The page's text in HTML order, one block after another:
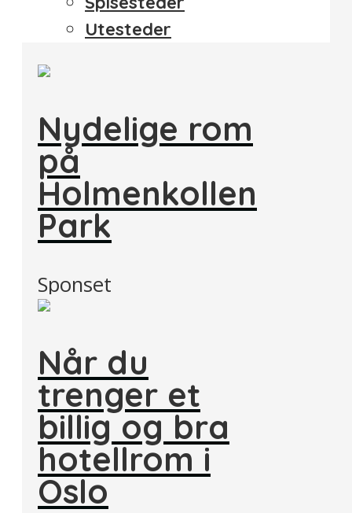
Utesteder
Nydelige rom
på
Holmenkollen
Park
Sponset
Når du
trenger et
billig og bra
hotellrom i
Oslo